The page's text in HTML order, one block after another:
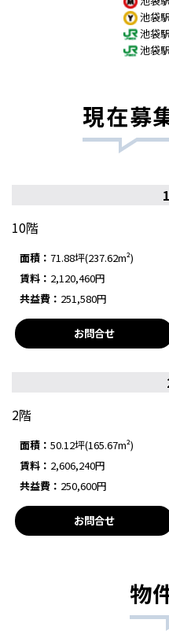
池袋
池袋
池袋
現在募
10階
面積： 71.88坪(237.62m²)
賃料： 2,120,460円
共益費： 251,580円
お問合せ
2階
面積： 50.12坪(165.67m²)
賃料： 2,606,240円
共益費： 250,600円
お問合せ
物